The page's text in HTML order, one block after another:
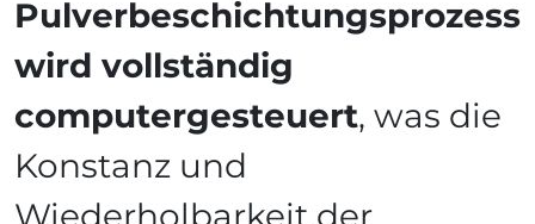
Pulverbeschichtungsprozess
wird vollständig
computergesteuert, was die
Konstanz und
Wiederholbarkeit der